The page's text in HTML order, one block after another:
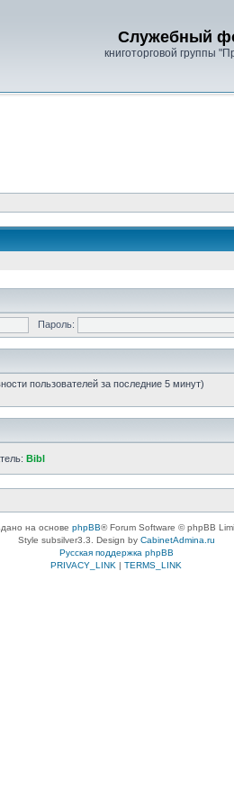
Служебный
книготорговой группы
Пароль:
пользователей за последние 5 минут)
Bibl
на основе phpBB® Forum Software © phpBB
Style subsilver3.3. Design by CabinetAdmina.ru
Русская поддержка phpBB
PRIVACY_LINK | TERMS_LINK